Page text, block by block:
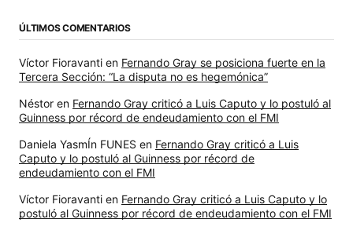
ÚLTIMOS COMENTARIOS
Víctor Fioravanti en Fernando Gray se posiciona fuerte en la
Tercera Sección: “La disputa no es hegemónica”
Néstor en Fernando Gray criticó a Luis Caputo y lo postuló al
Guinness por récord de endeudamiento con el FMI
Daniela YasmÍn FUNES en Fernando Gray criticó a Luis
Caputo y lo postuló al Guinness por récord de
endeudamiento con el FMI
Víctor Fioravanti en Fernando Gray criticó a Luis Caputo y lo
postuló al Guinness por récord de endeudamiento con el FMI